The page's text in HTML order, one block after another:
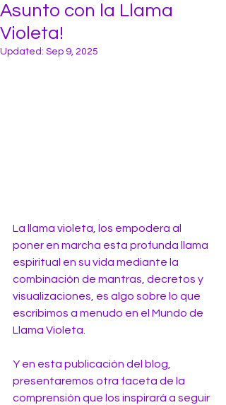
Asunto con la Llama
Violeta!
Updated: Sep 9, 2025
La llama violeta, los empodera al
poner en marcha esta profunda llama
espiritual en su vida mediante la
combinación de mantras, decretos y
visualizaciones, es algo sobre lo que
escribimos a menudo en el Mundo de
Llama Violeta.
Y en esta publicación del blog,
presentaremos otra faceta de la
comprensión que los inspirará a seguir